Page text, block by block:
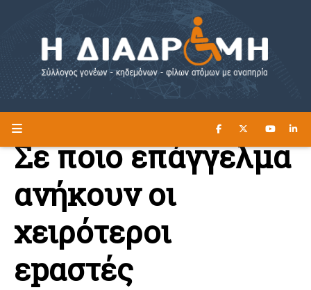
Η ΔΙΑΔΡΟΜΗ ΔΙΑΒΑΣΤΕ ΕΔΩ ►
Σε ποιο επάγγελμα
ανήκουν οι
χειρότεροι
εpαστές